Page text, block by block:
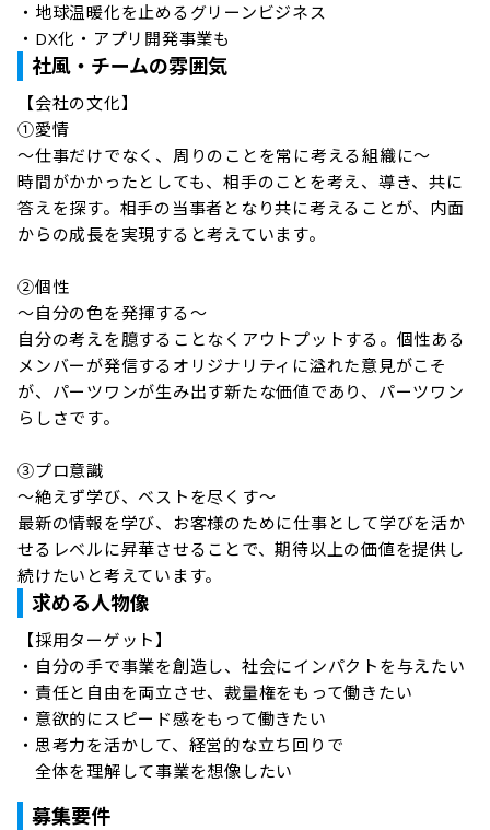
・地球温暖化を止めるグリーンビジネス
・DX化・アプリ開発事業も
社風・チームの雰囲気
【会社の文化】
①愛情
～仕事だけでなく、周りのことを常に考える組織に～
時間がかかったとしても、相手のことを考え、導き、共に
答えを探す。相手の当事者となり共に考えることが、内面
からの成長を実現すると考えています。
②個性
～自分の色を発揮する～
自分の考えを臆することなくアウトプットする。個性ある
メンバーが発信するオリジナリティに溢れた意見がこそ
が、パーツワンが生み出す新たな価値であり、パーツワン
らしさです。
③プロ意識
～絶えず学び、ベストを尽くす～
最新の情報を学び、お客様のために仕事として学びを活か
せるレベルに昇華させることで、期待以上の価値を提供し
続けたいと考えています。
求める人物像
【採用ターゲット】
・自分の手で事業を創造し、社会にインパクトを与えたい
・責任と自由を両立させ、裁量権をもって働きたい
・意欲的にスピード感をもって働きたい
・思考力を活かして、経営的な立ち回りで
全体を理解して事業を想像したい
募集要件